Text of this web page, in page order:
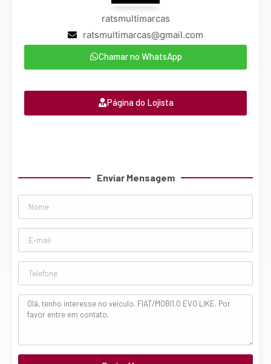
ratsmultimarcas
ratsmultimarcas@gmail.com
Chamar no WhatsApp
Página do Lojista
Enviar Mensagem